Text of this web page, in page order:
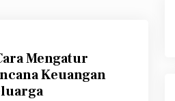
Mengatur
Keuangan